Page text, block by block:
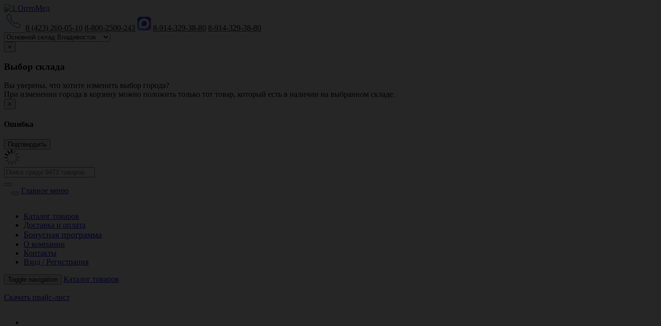
8 (423) 260-05-10 8-800-2500-243 8-914-329-38-80 8-914-329-38-80
×
Выбор склада
Вы уверены, что хотите изменить выбор города?
При изменении города в корзину можно положить только тот товар, который есть в наличии на выбранном складе.
×
Ошибка
Главное меню
Каталог товаров
Доставка и оплата
Бонусная программа
О компании
Контакты
Вход / Регистрация
Toggle navigation Каталог товаров
Скачать прайс-лист